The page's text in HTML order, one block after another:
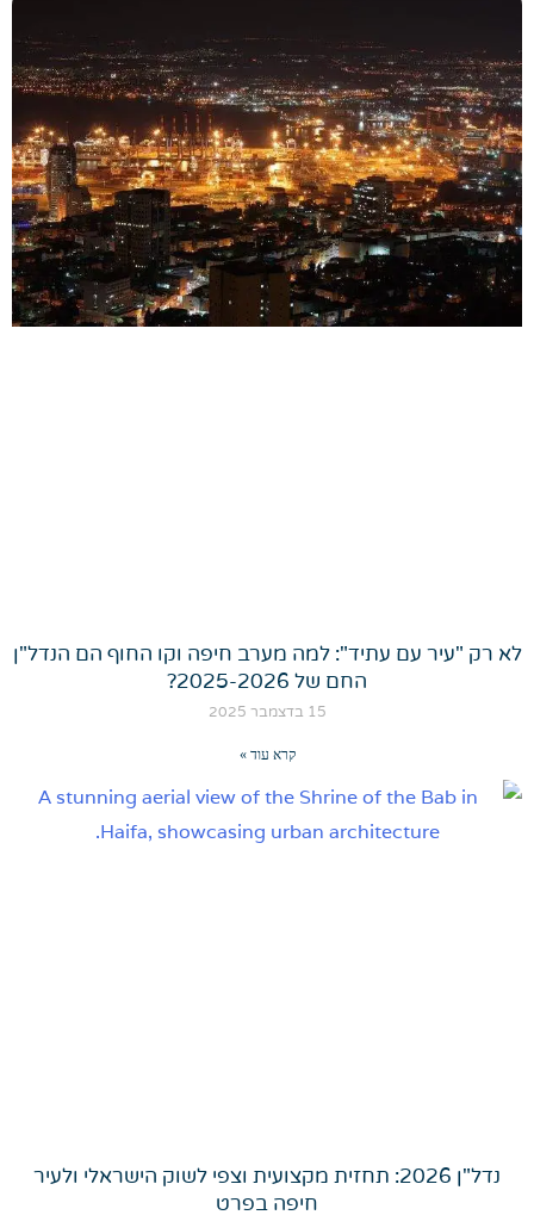
לא רק "עיר עם עתיד": למה מערב חיפה וקו החוף הם הנדל"ן
החם של 2025-2026?
15 בדצמבר 2025
קרא עוד »
נדל"ן 2026: תחזית מקצועית וצפי לשוק הישראלי ולעיר
חיפה בפרט